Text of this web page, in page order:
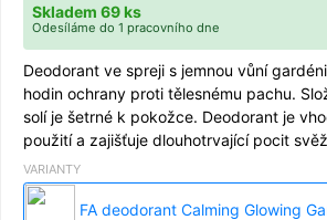
Skladem 69 ks
Odesíláme do 1 pracovního dne
Deodorant ve spreji s jemnou vůní
hodin ochrany proti tělesnému pachu.
solí je šetrné k pokožce. Deodorant je
použití a zajišťuje dlouhotrvající pocit
VARIANTY
FA deodorant Calming Glowing